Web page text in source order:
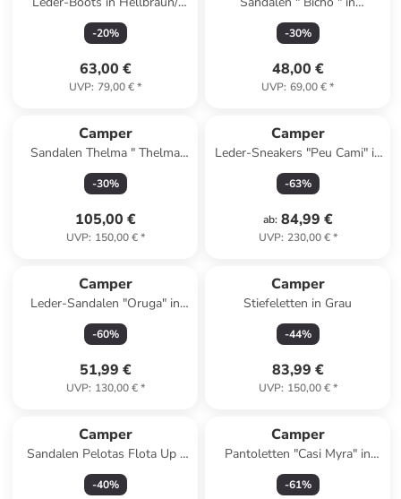
Creme
-20%
63,00 €
UVP: 79,00 €*
Pastelrosa
-30%
48,00 €
UVP: 69,00 €*
Camper
Sandalen Thelma " Thelma
Sandal " in Pastelrosa
-30%
105,00 €
UVP: 150,00 €*
Camper
Leder-Sneakers "Peu Cami" in
Weiß
-63%
ab: 84,99 €
UVP: 230,00 €*
Camper
Leder-Sandalen "Oruga" in
Schwarz
-60%
51,99 €
UVP: 130,00 €*
Camper
Stiefeletten in Grau
-44%
83,99 €
UVP: 150,00 €*
Camper
Sandalen Pelotas Flota Up "
Pelotas Flota Up " in
Mittelgrün
-40%
Camper
Pantoletten "Casi Myra" in
Grün/ Hellblau
-61%